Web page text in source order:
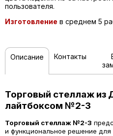
пользователя.
Изготовление в среднем 5
Описание Контакты
Торговый стеллаж из
лайтбоксом №2-3
Торговый стеллаж №2-3
и функциональное решение для